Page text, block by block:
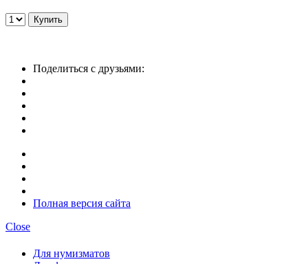
Поделиться с друзьями:
Полная версия сайта
Close
Для нумизматов